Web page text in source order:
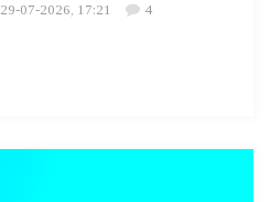
29-07-2026, 17:21 4